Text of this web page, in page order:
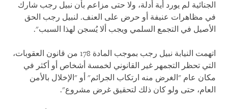
الجنائية لم يورد أية أدلة، ولا حتى مزاعم بأن نبيل رجب شارك
في مظاهرات عنيفة أو حرض على العنف. لنبيل رجب الحق
الأصيل في التجمع السلمي ويجب ألا يُسجن لهذا السبب".
اتهمت النيابة نبيل رجب بموجب المادة 178 من قانون العقوبات،
التي تحظر التجمهر غير القانوني لخمسة أشخاص أو أكثر في
مكان عام "الغرض منه ارتكاب الجرائم" أو "الإخلال بالأمن
العام، حتى ولو كان ذلك لتحقيق غرض مشروع".